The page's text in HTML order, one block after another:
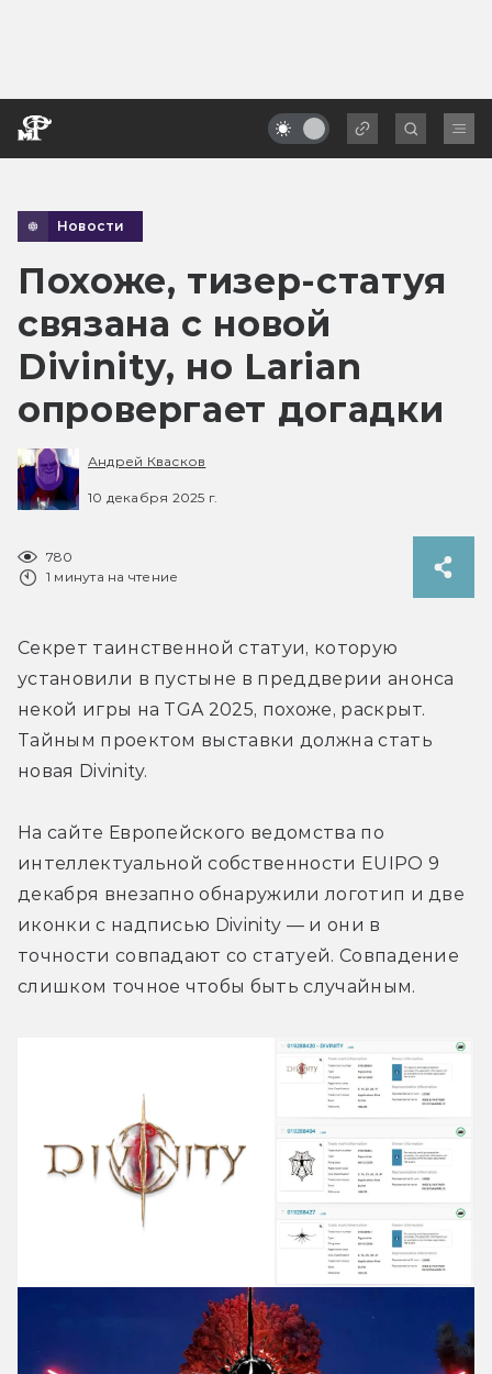
Новости
Похоже, тизер-статуя
связана с новой
Divinity, но Larian
опровергает догадки
Андрей Квасков
10 декабря 2025 г.
780
1 минута на чтение
Секрет таинственной статуи, которую
установили в пустыне в преддверии анонса
некой игры на TGA 2025, похоже, раскрыт.
Тайным проектом выставки должна стать
новая Divinity.
На сайте Европейского ведомства по
интеллектуальной собственности EUIPO 9
декабря внезапно обнаружили логотип и две
иконки с надписью Divinity — и они в
точности совпадают со статуей. Совпадение
слишком точное чтобы быть случайным.